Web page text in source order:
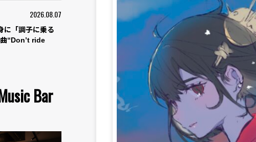
2026.08.07
に「調子に乗る
“Don’t ride
Bar